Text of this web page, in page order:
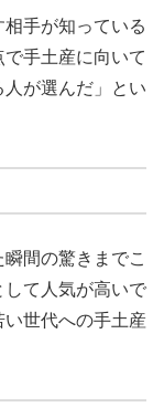
手が知っている
手土産に向いて
が選んだ」とい
間の驚きまでこ
て人気が高いで
世代への手土産